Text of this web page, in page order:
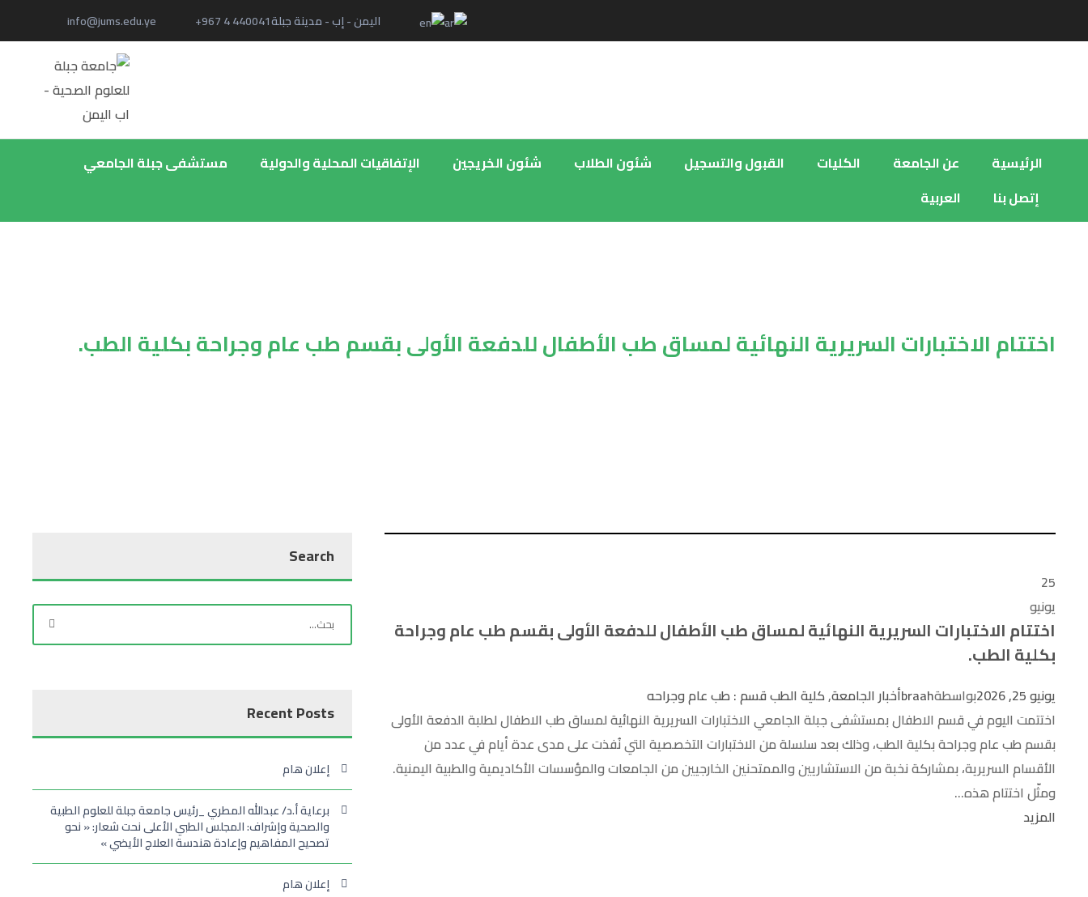
اليمن - إب - مدينة جبلة info@jums.edu.ye +967 4 440041
الرئيسية عن الجامعة الكليات القبول والتسجيل شئون الطلاب شئون الخريجين الإتفاقيات المحلية والدولية
مستشفى جبلة الجامعي
إتصل بنا
العربية
اختتام الاختبارات السريرية النهائية لمساق طب الأطفال للدفعة الأولى بقسم طب عام وجراحة بكلية الطب.
25
يونيو
اختتام الاختبارات السريرية النهائية لمساق طب الأطفال للدفعة الأولى بقسم طب عام وجراحة
بكلية الطب.
يونيو 25, 2026 بواسطةbraahأخبار الجامعة,كلية الطب قسم : طب عام وجراحه
اختتمت اليوم في قسم الاطفال بمستشفى جبلة الجامعي الاختبارات السريرية النهائية لمساق طب الاطفال لطلبة الدفعة الأولى
بقسم طب عام وجراحة بكلية الطب، وذلك بعد سلسلة من الاختبارات التخصصية التي نُفذت على مدى عدة أيام في عدد من
الأقسام السريرية، بمشاركة نخبة من الاستشاريين والممتحنين الخارجيين من الجامعات والمؤسسات الأكاديمية والطبية اليمنية.
ومثّل اختتام هذه...
المزيد
Search
Recent Posts
إعلان هام
برعاية أ.د/ عبدالله المطري _رئيس جامعة جبلة للعلوم الطبية
والصحية وإشراف: المجلس الطبي الأعلى نحت شعار: « نحو
تصحيح المفاهيم وإعادة هندسة العلاج الأيضي »
إعلان هام